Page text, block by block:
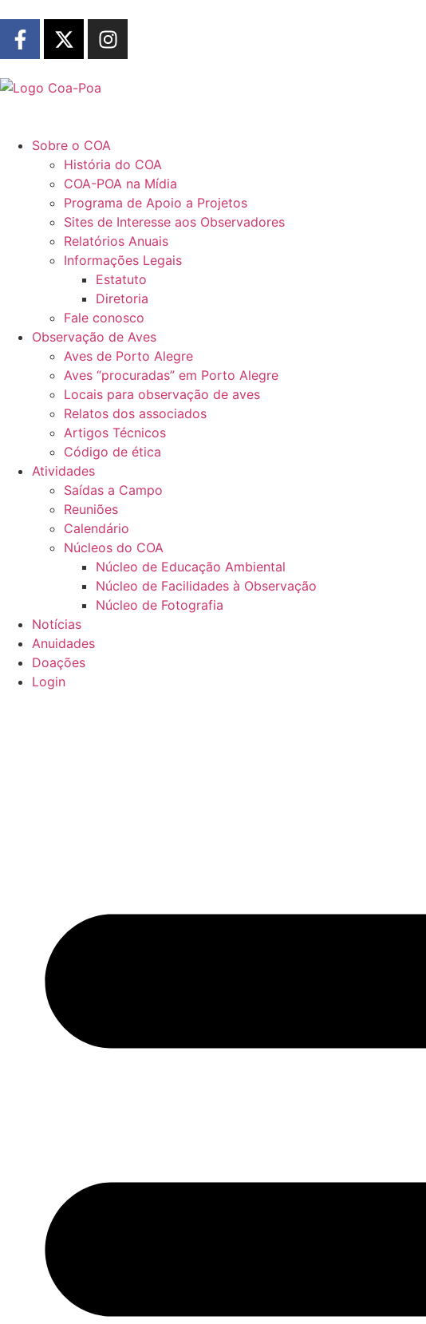
Sobre o COA
História do COA
COA-POA na Mídia
Programa de Apoio a Projetos
Sites de Interesse aos Observadores
Relatórios Anuais
Informações Legais
Estatuto
Diretoria
Fale conosco
Observação de Aves
Aves de Porto Alegre
Aves “procuradas” em Porto Alegre
Locais para observação de aves
Relatos dos associados
Artigos Técnicos
Código de ética
Atividades
Saídas a Campo
Reuniões
Calendário
Núcleos do COA
Núcleo de Educação Ambiental
Núcleo de Facilidades à Observação
Núcleo de Fotografia
Notícias
Anuidades
Doações
Login